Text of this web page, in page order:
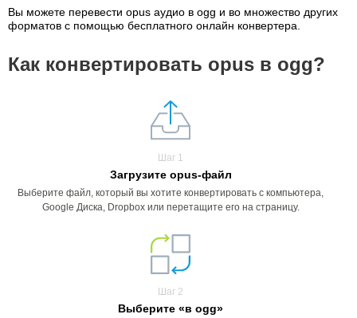
Вы можете перевести opus аудио в ogg и во множество других
форматов с помощью бесплатного онлайн конвертера.
Как конвертировать opus в ogg?
Шаг 1
Загрузите opus-файл
Выберите файл, который вы хотите конвертировать с компьютера,
Google Диска, Dropbox или перетащите его на страницу.
Шаг 2
Выберите «в ogg»